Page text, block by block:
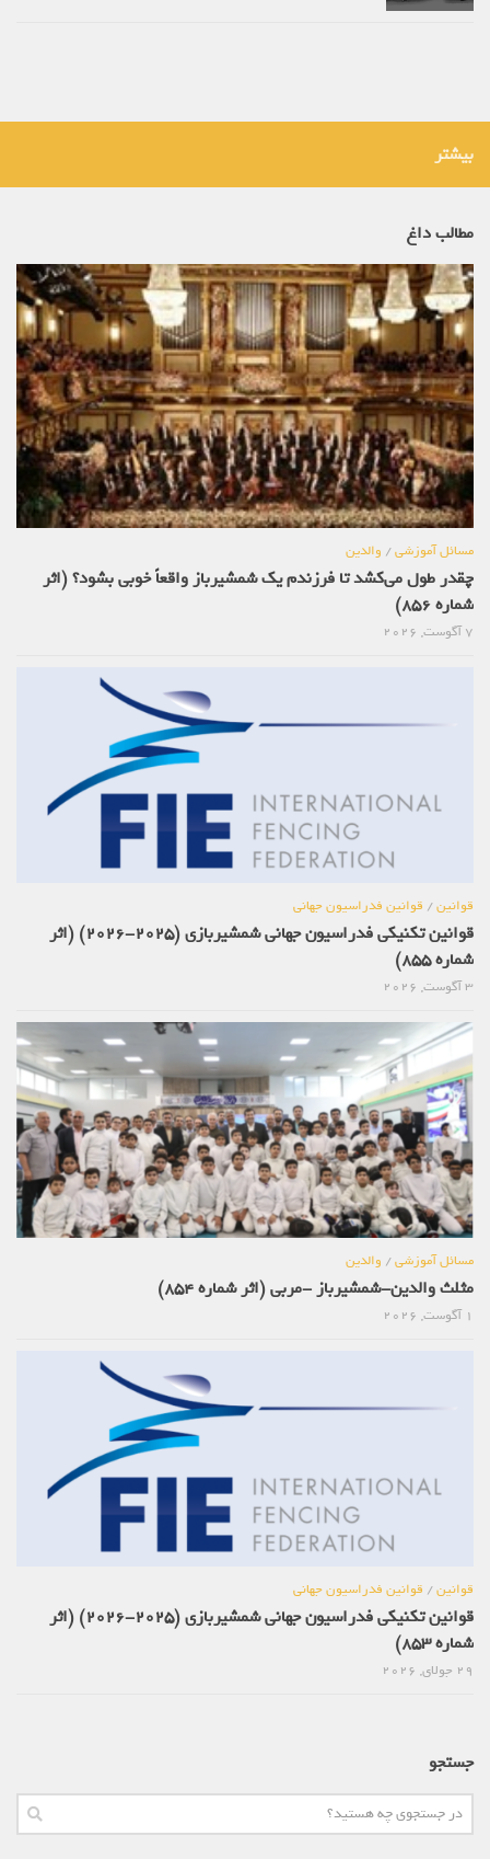
بیشتر
مطالب داغ
مسائل آموزشی/ والدین
چقدر طول می‌کشد تا فرزندم یک شمشیرباز واقعاً خوبی بشود؟ (اثر
شماره 856)
7 آگوست, 2026
قوانین/ قوانین فدراسیون جهانی
قوانین تکنیکی فدراسیون جهانی شمشیربازی (2025-2026) (اثر
شماره 855)
3 آگوست, 2026
مسائل آموزشی/ والدین
مثلث والدین-شمشیرباز -مربی (اثر شماره 854)
1 آگوست, 2026
قوانین/ قوانین فدراسیون جهانی
قوانین تکنیکی فدراسیون جهانی شمشیربازی (2025-2026) (اثر
شماره 853)
29 جولای, 2026
جستجو